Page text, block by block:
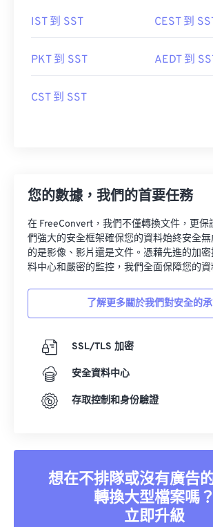
IST 到 SST CEST 到
PKT 到 SST AEDT 到
CST 到 SST
您的數據，我們的首要任務
在 FreeConvert，我們不僅轉換文件，更保
們強大的安全框架確保您的資料始終安全
的是影像、影片還是文件。憑藉先進的加
料中心和嚴密的監控，我們全面保障您的資
了解更多關於我們對安全的
SSL/TLS 加密
安全資料中心
存取控制和身份驗證
想在不排隊或沒有廣告
轉換大型檔案嗎？
立即升級